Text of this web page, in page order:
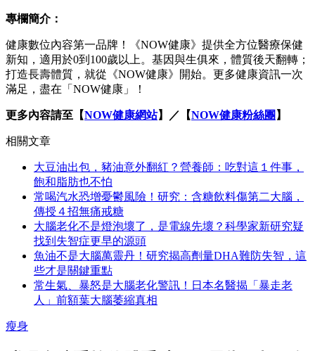
專欄簡介：
健康數位內容第一品牌！《NOW健康》提供全方位醫療保健
新知，適用於0到100歲以上。基因與生俱來，體質後天翻轉；
打造長壽體質，就從《NOW健康》開始。更多健康資訊一次
滿足，盡在「NOW健康」！
更多內容請至【NOW健康網站】／【NOW健康粉絲團 】
相關文章
大豆油出包，豬油意外翻紅？營養師：吃對這１件事，
飽和脂肪也不怕
常喝汽水恐增憂鬱風險！研究：含糖飲料傷第二大腦，
傳授４招無痛戒糖
大腦老化不是燈泡壞了，是電線先壞？科學家新研究疑
找到失智症更早的源頭
魚油不是大腦萬靈丹！研究揭高劑量DHA難防失智，這
些才是關鍵重點
常生氣、暴怒是大腦老化警訊！日本名醫揭「暴走老
人」前額葉大腦萎縮真相
瘦身